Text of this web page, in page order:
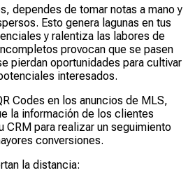
dependes de tomar notas a mano y
Esto genera lagunas en tus
y ralentiza las labores de
provocan que se pasen
pierdan oportunidades para cultivar
interesados.
Codes en los anuncios de MLS,
la información de los clientes
CRM para realizar un seguimiento
conversiones.
la distancia: